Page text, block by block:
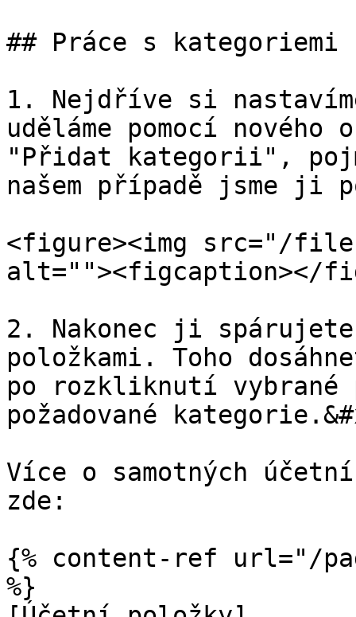
## Práce s kategoriemi
1. Nejdříve si
uděláme pomocí
"Přidat kategorii",
našem případě jsme ji
<figure><img src="/files/
alt=""><figcaption></
2. Nakonec ji
položkami. Toho
po rozkliknutí vybrané
požadované
Více o samotných
zde:
{% content-ref url="/
%}